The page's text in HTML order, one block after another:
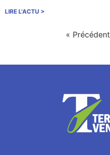
LIRE L'ACTU >
« Précédent